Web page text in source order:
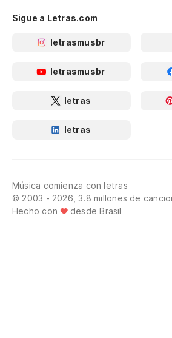
Sigue a Letras.com
letrasmusbr
letrasmusbr
letras
letras
Música comienza con letras
© 2003 - 2026, 3.8 millones de
Hecho con
desde Brasil